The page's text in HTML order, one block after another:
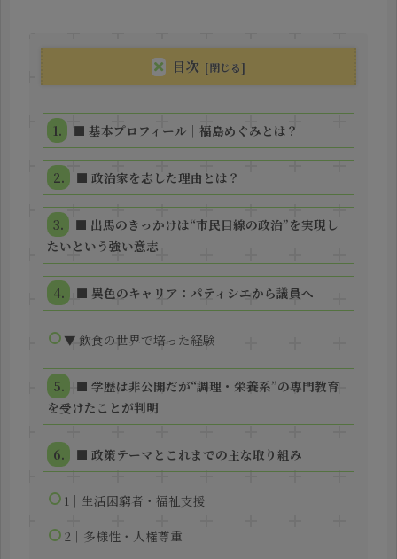
目次
■ 基本プロフィール｜福島めぐみとは？
■ 政治家を志した理由とは？
■ 出馬のきっかけは“市民目線の政治”を実現し
たいという強い意志
■ 異色のキャリア：パティシエから議員へ
▼ 飲食の世界で培った経験
■ 学歴は非公開だが“調理・栄養系”の専門教育
を受けたことが判明
■ 政策テーマとこれまでの主な取り組み
1｜生活困窮者・福祉支援
2｜多様性・人権尊重